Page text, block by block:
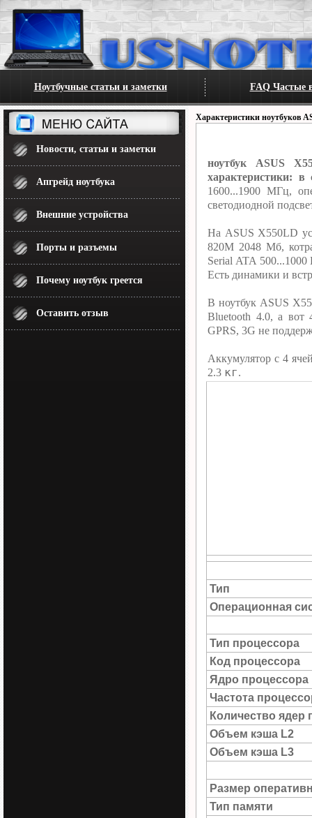
Ноутбучные статьи и заметки FAQ Частые
Новости, статьи и заметки
Апгрейд ноутбука
Внешние устройства
Порты и разъемы
Почему ноутбук греется
Оставить отзыв
Характеристики ноутбуков
ноутбук ASUS
характеристики:
1600...1900 МГц,
светодиодной
На ASUS X550LD
820M 2048 Мб,
Serial ATA
Есть динамики и
В ноутбук ASUS
Bluetooth 4.0, а вот
GPRS, 3G не
Аккумулятор c 4
2.3 кг.
Тип
Операционная
Тип процессора
Код процессора
Ядро процессора
Частота
Количество ядер
Объем кэша L2
Объем кэша L3
Размер
Тип памяти